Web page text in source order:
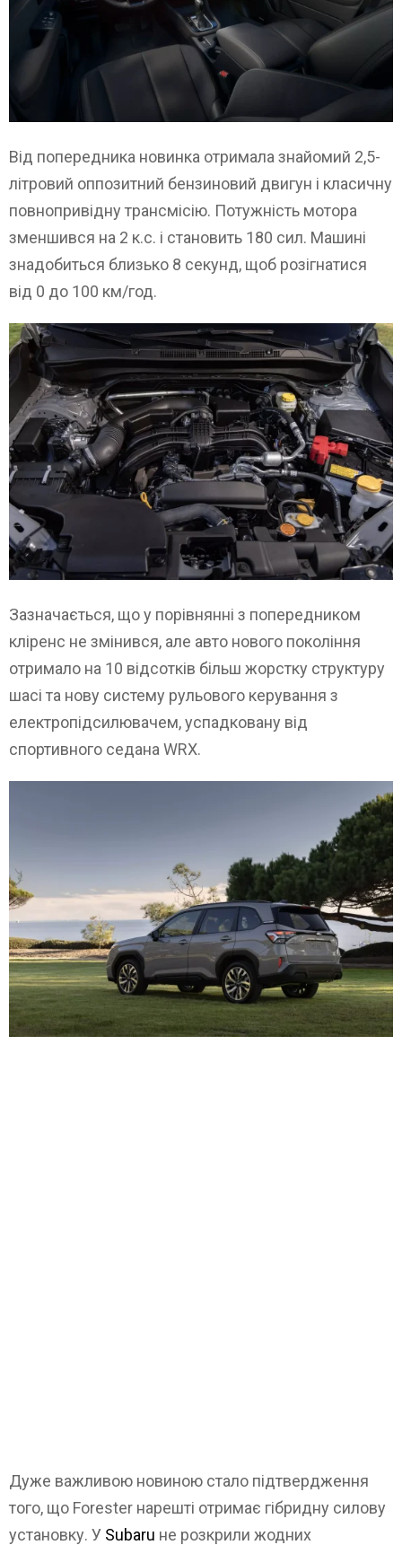
Від попередника новинка отримала знайомий 2,5-
літровий оппозитний бензиновий двигун і класичну
повнопривідну трансмісію. Потужність мотора
зменшився на 2 к.с. і становить 180 сил. Машині
знадобиться близько 8 секунд, щоб розігнатися
від 0 до 100 км/год.
Зазначається, що у порівнянні з попередником
кліренс не змінився, але авто нового покоління
отримало на 10 відсотків більш жорстку структуру
шасі та нову систему рульового керування з
електропідсилювачем, успадковану від
спортивного седана WRX.
Дуже важливою новиною стало підтвердження
того, що Forester нарешті отримає гібридну силову
установку. У Subaru не розкрили жодних